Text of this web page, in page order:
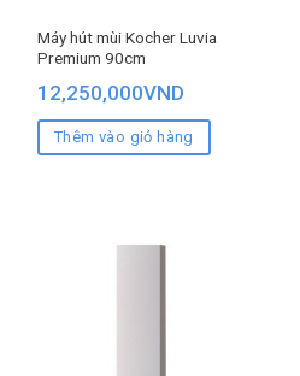
Máy hút mùi Kocher Luvia
Premium 90cm
12,250,000VND
Thêm vào giỏ hàng